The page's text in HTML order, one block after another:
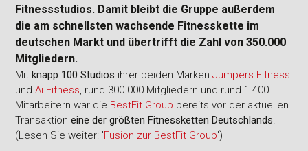
Fitnessstudios. Damit bleibt die Gruppe außerdem
die am schnellsten wachsende Fitnesskette im
deutschen Markt und übertrifft die Zahl von 350.000
Mitgliedern.
Mitknapp 100 Studios ihrer beiden MarkenJumpers Fitness
undAi Fitness, rund 300.000 Mitgliedern und rund 1.400
Mitarbeitern war die BestFit Group bereits vor der aktuellen
Transaktioneine der größten Fitnessketten Deutschlands.
(Lesen Sie weiter: 'Fusion zur BestFit Group')